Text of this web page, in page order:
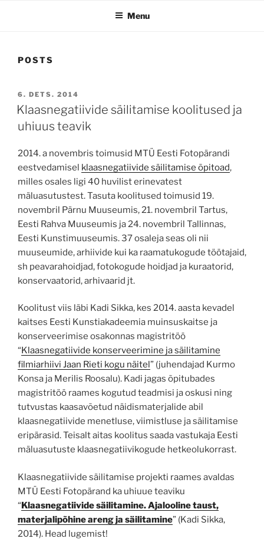
Menu
POSTS
POSTED
ON
6. DETS. 2014
Klaasnegatiivide säilitamise koolitused ja
uhiuus teavik
2014. a novembris toimusid MTÜ Eesti Fotopärandi
eestvedamisel klaasnegatiivide säilitamise õpitoad,
milles osales ligi 40 huvilist erinevatest
mäluasutustest. Tasuta koolitused toimusid 19.
novembril Pärnu Muuseumis, 21. novembril Tartus,
Eesti Rahva Muuseumis ja 24. novembril Tallinnas,
Eesti Kunstimuuseumis. 37 osaleja seas oli nii
muuseumide, arhiivide kui ka raamatukogude töötajaid,
sh peavarahoidjad, fotokogude hoidjad ja kuraatorid,
konservaatorid, arhivaarid jt.
Koolitust viis läbi Kadi Sikka, kes 2014. aasta kevadel
kaitses Eesti Kunstiakadeemia muinsuskaitse ja
konserveerimise osakonnas magistritöö
“Klaasnegatiivide konserveerimine ja säilitamine
filmiarhiivi Jaan Rieti kogu näitel” (juhendajad Kurmo
Konsa ja Merilis Roosalu). Kadi jagas õpitubades
magistritöö raames kogutud teadmisi ja oskusi ning
tutvustas kaasavõetud näidismaterjalide abil
klaasnegatiivide menetluse, viimistluse ja säilitamise
eripärasid. Teisalt aitas koolitus saada vastukaja Eesti
mäluasutuste klaasnegatiivikogude hetkeolukorrast.
Klaasnegatiivide säilitamise projekti raames avaldas
MTÜ Eesti Fotopärand ka uhiuue teaviku
“Klaasnegatiivide säilitamine. Ajalooline taust,
materjalipõhine areng ja säilitamine” (Kadi Sikka,
2014). Head lugemist!